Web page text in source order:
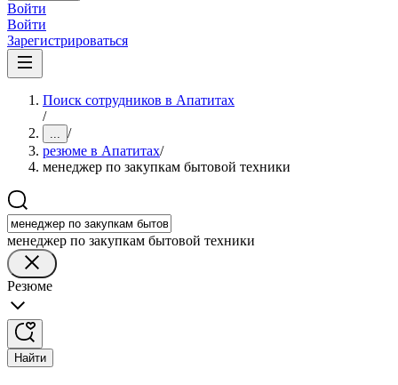
Войти
Войти
Зарегистрироваться
Поиск сотрудников в Апатитах
/
... /
резюме в Апатитах/
менеджер по закупкам бытовой техники
менеджер по закупкам бытовой техники
Резюме
Найти